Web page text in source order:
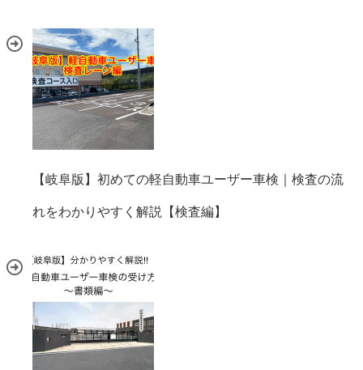
【岐阜版】初めての軽自動車ユーザー車検｜検査の流
れをわかりやすく解説【検査編】